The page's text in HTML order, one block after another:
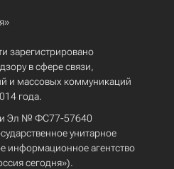
зарегистрировано
в сфере связи,
и массовых коммуникаций
года.
Эл № ФС77-57640
унитарное
информационное агентство
сегодня»).